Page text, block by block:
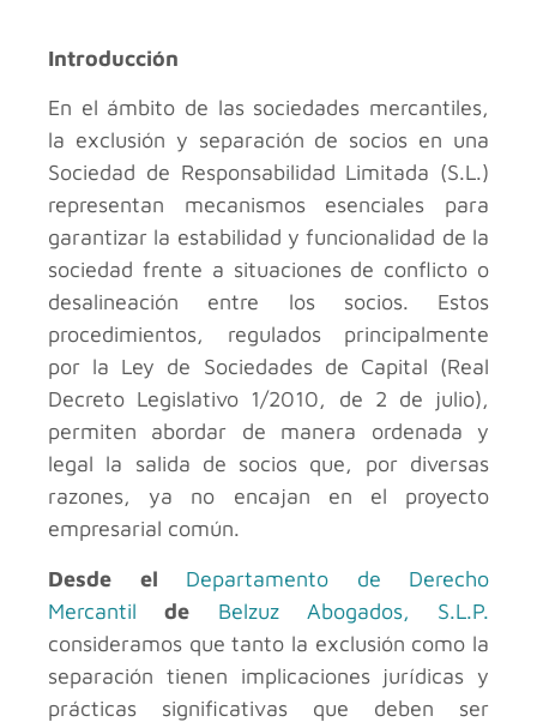
Introducción
En el ámbito de las sociedades mercantiles,
la exclusión y separación de socios en una
Sociedad de Responsabilidad Limitada (S.L.)
representan mecanismos esenciales para
garantizar la estabilidad y funcionalidad de la
sociedad frente a situaciones de conflicto o
desalineación entre los socios. Estos
procedimientos, regulados principalmente
por la Ley de Sociedades de Capital (Real
Decreto Legislativo 1/2010, de 2 de julio),
permiten abordar de manera ordenada y
legal la salida de socios que, por diversas
razones, ya no encajan en el proyecto
empresarial común.
Desde el Departamento de Derecho
Mercantil de Belzuz Abogados, S.L.P.
consideramos que tanto la exclusión como la
separación tienen implicaciones jurídicas y
prácticas significativas que deben ser